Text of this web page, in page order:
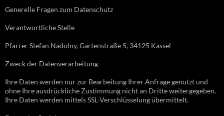
Generelle Fragen zum Datenschutz
Verantwortliche Stelle
Pfarrer Stefan Nadolny, Gartenstraße 5, 34125 Kassel
Zweck der Datenverarbeitung
Ihre Daten werden nur zur Bearbeitung Ihrer Anfrage genutzt und
ohne Ihre ausdrückliche Zustimmung nicht an Dritte weitergegeben.
Ihre Daten werden mittels SSL-Verschlüsselung übermittelt.